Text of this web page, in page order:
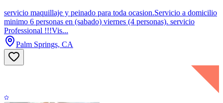
servicio maquillaje y peinado para toda ocasion.Servicio a domicilio
minimo 6 personas en (sabado) viernes (4 personas). servicio
Professional !!!Vis...
Palm Springs, CA